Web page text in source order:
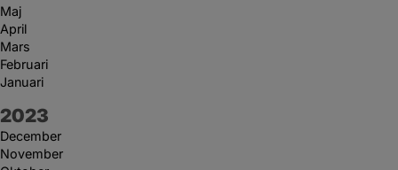
Maj
April
Mars
Februari
Januari
År:
2023
December
November